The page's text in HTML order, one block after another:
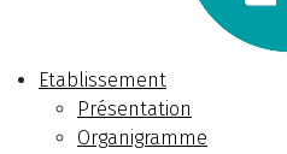
Etablissement
Présentation
Organigramme